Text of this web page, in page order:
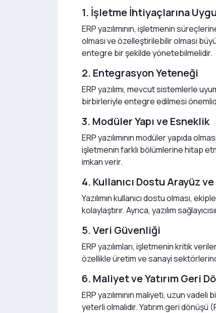
1. İşletme İhtiyaçlarına
ERP yazılımının, işletmenin
olması ve özelleştirilebilir olması
entegre bir şekilde yönetebilmelidir.
2. Entegrasyon Yeteneği
ERP yazılımı, mevcut sistemlerle
birbirleriyle entegre edilmesi
3. Modüler Yapı ve Esneklik
ERP yazılımının modüler yapıda
işletmenin farklı bölümlerine hitap
imkan verir.
4. Kullanıcı Dostu Arayüz
Yazılımın kullanıcı dostu olması,
kolaylaştırır. Ayrıca, yazılım
5. Veri Güvenliği
ERP yazılımları, işletmenin kritik
özellikle üretim ve sanayi
6. Maliyet ve Yatırım Geri
ERP yazılımının maliyeti, uzun
yeterli olmalıdır. Yatırım geri